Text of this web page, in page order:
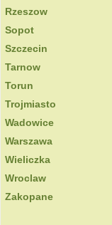
Rzeszow
Sopot
Szczecin
Tarnow
Torun
Trojmiasto
Wadowice
Warszawa
Wieliczka
Wroclaw
Zakopane